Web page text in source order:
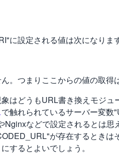
に設定される値は次になりま
。つまりここからの値の取得
はどうもURL書き換えモジュ
で触れられているサーバー変
Nginxなどで設定されるとは
が存在するときは
するとよいでしょう。